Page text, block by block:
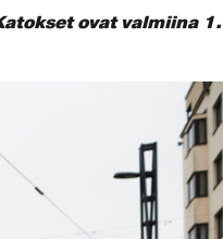
ovat valmiina 1.